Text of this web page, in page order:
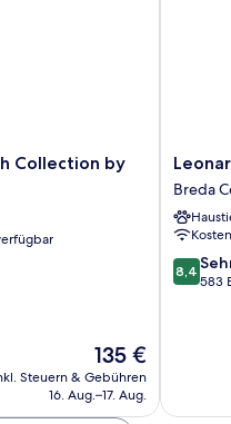
Collection by
Der
Preis
beträgt
135 €
Steuern & Gebühren
16. Aug.–17. Aug.
Hotel
Breda
City
Center
Breda
Breda
8.4
von
8,4
583